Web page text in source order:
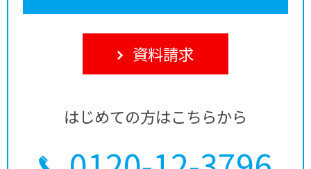
資料請求
はじめての方はこちらから